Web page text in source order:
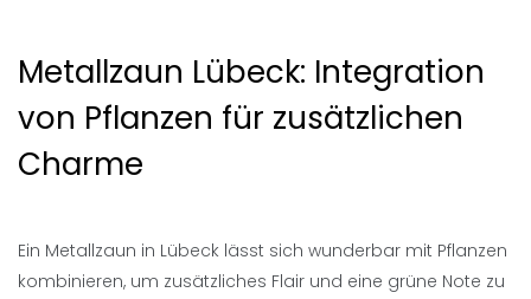
Metallzaun Lübeck: Integration
von Pflanzen für zusätzlichen
Charme
Ein Metallzaun in Lübeck lässt sich wunderbar mit Pflanzen
kombinieren, um zusätzliches Flair und eine grüne Note zu